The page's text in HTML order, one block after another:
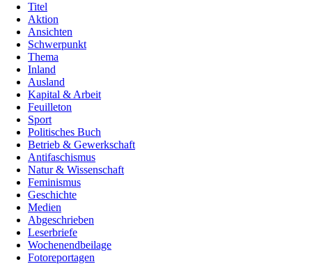
Titel
Aktion
Ansichten
Schwerpunkt
Thema
Inland
Ausland
Kapital & Arbeit
Feuilleton
Sport
Politisches Buch
Betrieb & Gewerkschaft
Antifaschismus
Natur & Wissenschaft
Feminismus
Geschichte
Medien
Abgeschrieben
Leserbriefe
Wochenendbeilage
Fotoreportagen